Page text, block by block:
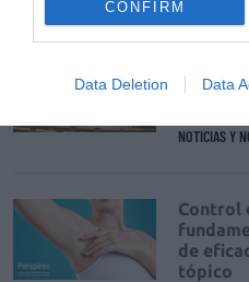
CONFIRM
Data Deletion Data
para
NOTICIAS Y
Control
de
tópico